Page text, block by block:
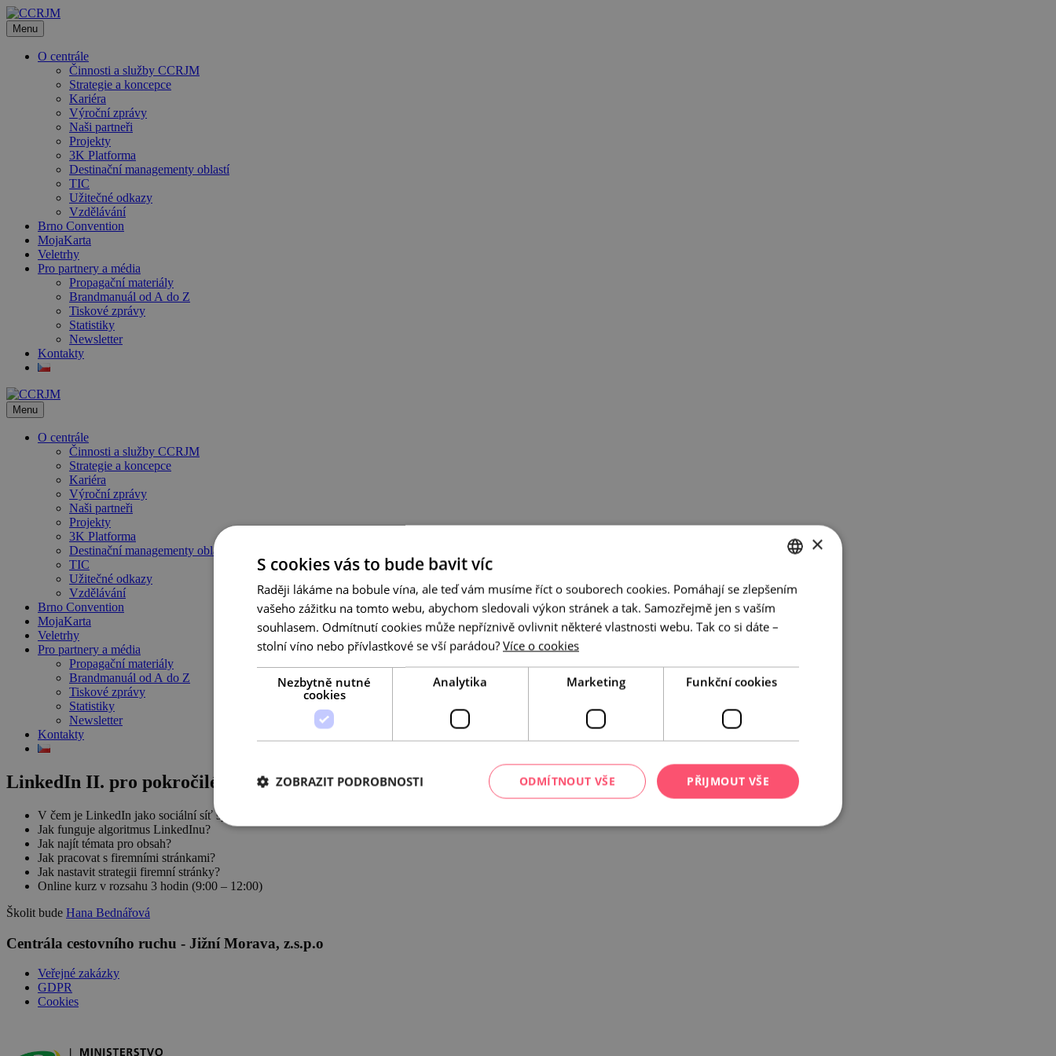
Přeskočit
na
obsah
Menu
O centrále
Činnosti a služby CCRJM
Strategie a koncepce
Kariéra
Výroční zprávy
Naši partneři
Projekty
3K Platforma
Destinační managementy oblastí
TIC
Užitečné odkazy
Vzdělávání
Brno Convention
MojaKarta
Veletrhy
Pro partnery a média
Propagační materiály
Brandmanuál od A do Z
Tiskové zprávy
Statistiky
Newsletter
Kontakty
Menu
O centrále
Činnosti a služby CCRJM
Strategie a koncepce
Kariéra
Výroční zprávy
Naši partneři
Projekty
3K Platforma
Destinační managementy oblastí
TIC
Užitečné odkazy
Vzdělávání
Brno Convention
MojaKarta
Veletrhy
Pro partnery a média
Propagační materiály
Brandmanuál od A do Z
Tiskové zprávy
Statistiky
Newsletter
Kontakty
LinkedIn II. pro pokročilé
V čem je LinkedIn jako sociální síť specifická?
Jak funguje algoritmus LinkedInu?
Jak najít témata pro obsah?
Jak pracovat s firemními stránkami?
Jak nastavit strategii firemní stránky?
Online kurz v rozsahu 3 hodin (9:00 – 12:00)
Školit bude Hana Bednářová
Centrála cestovního ruchu - Jižní Morava, z.s.p.o
Veřejné zakázky
GDPR
Cookies
CZECH
×
S cookies vás to bude bavit víc
Raději lákáme na bobule vína, ale teď vám musíme říct o souborech cookies. Pomáhají se zlepšením
vašeho zážitku na tomto webu, abychom sledovali výkon stránek a tak. Samozřejmě jen s vaším
souhlasem. Odmítnutí cookies může nepříznivě ovlivnit některé vlastnosti webu. Tak co si dáte –
stolní víno nebo přívlastkové se vší parádou? Více o cookies
Nezbytně nutné
cookies
Analytika Marketing Funkční cookies
PŘIJMOUT VŠE
ODMÍTNOUT VŠE
ZOBRAZIT PODROBNOSTI